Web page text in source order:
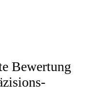
Bewertung